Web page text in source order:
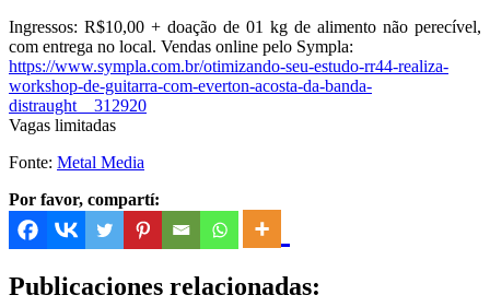
Ingressos: R$10,00 + doação de 01 kg de alimento não perecível,
com entrega no local. Vendas online pelo Sympla:
https://www.sympla.com.br/otimizando-seu-estudo-rr44-realiza-
workshop-de-guitarra-com-everton-acosta-da-banda-
distraught__312920
Vagas limitadas
Fonte: Metal Media
Por favor, compartí:
Publicaciones relacionadas: